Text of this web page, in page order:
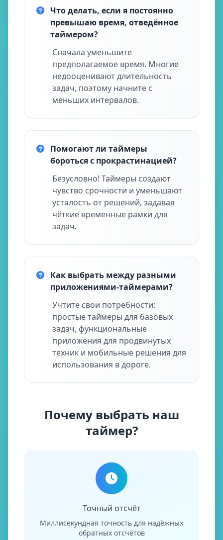
Что делать, если я постоянно
превышаю время, отведённое
таймером?
Сначала уменьшите
предполагаемое время. Многие
недооценивают длительность
задач, поэтому начните с
меньших интервалов.
Помогают ли таймеры
бороться с прокрастинацией?
Безусловно! Таймеры создают
чувство срочности и уменьшают
усталость от решений, задавая
чёткие временные рамки для
задач.
Как выбрать между разными
приложениями-таймерами?
Учтите свои потребности:
простые таймеры для базовых
задач, функциональные
приложения для продвинутых
техник и мобильные решения для
использования в дороге.
Почему выбрать наш
таймер?
Точный отсчёт
Миллисекундная точность для надёжных
обратных отсчётов